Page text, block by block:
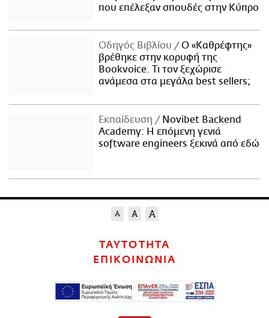
που επέλεξαν σπουδές στην Κύπρο
Οδηγός Βιβλίου
Ο «Καθρέφτης»
βρέθηκε στην κορυφή της
Bookvoice. Τι τον ξεχώρισε
ανάμεσα στα μεγάλα best sellers;
Εκπαίδευση
Novibet Backend
Academy: Η επόμενη γενιά
software engineers ξεκινά από εδώ
ΤΑΥΤΟΤΗΤΑ
ΕΠΙΚΟΙΝΩΝΙΑ